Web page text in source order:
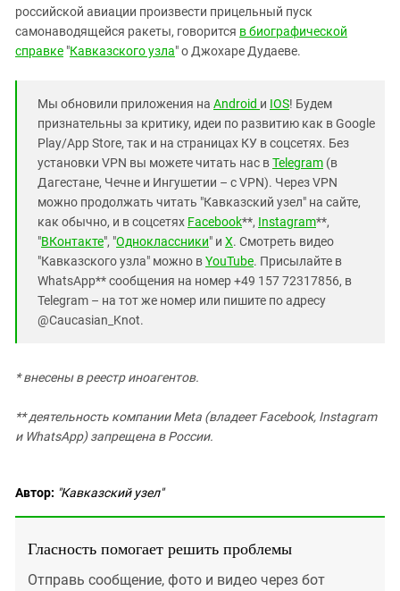
российской авиации произвести прицельный пуск
самонаводящейся ракеты, говорится в биографической
справке "Кавказского узла" о Джохаре Дудаеве.
Мы обновили приложения на Android и IOS! Будем
признательны за критику, идеи по развитию как в Google
Play/App Store, так и на страницах КУ в соцсетях. Без
установки VPN вы можете читать нас вTelegram (в
Дагестане, Чечне и Ингушетии – с VPN). Через VPN
можно продолжать читать "Кавказский узел" на сайте,
как обычно, и в соцсетях Facebook**, Instagram**,
"ВКонтакте", "Одноклассники" и X. Смотреть видео
"Кавказского узла" можно вYouTube. Присылайте в
WhatsApp** сообщения на номер +49 157 72317856, в
Telegram – на тот же номер или пишите по адресу
@Caucasian_Knot.
* внесены в реестр иноагентов.
** деятельность компании Meta (владеет Facebook, Instagram
и WhatsApp) запрещена в России.
Автор: "Кавказский узел"
Гласность помогает решить проблемы
Отправь сообщение, фото и видео через бот